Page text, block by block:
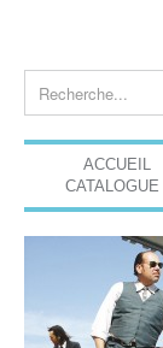
ACCUEIL
CATALOGUE